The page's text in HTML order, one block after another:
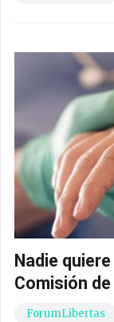
Nadie quiere
Comisión
ForumLibertas